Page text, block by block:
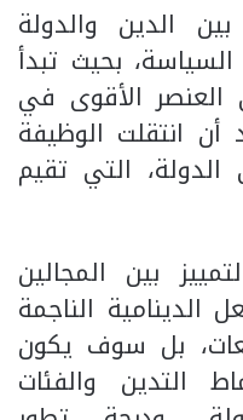
الدين والدولة
بحيث تبدأ
العنصر الأقوى في
انتقلت الوظيفة
الدولة، التي تقيم
بين المجالين
الدينامية الناجمة
بل سوف يكون
التدين والفئات